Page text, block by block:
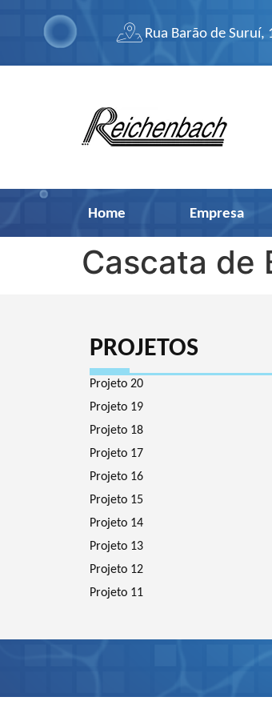
Rua Barão de
Home Empresa
Cascata de
PROJETOS
Projeto 20
Projeto 19
Projeto 18
Projeto 17
Projeto 16
Projeto 15
Projeto 14
Projeto 13
Projeto 12
Projeto 11